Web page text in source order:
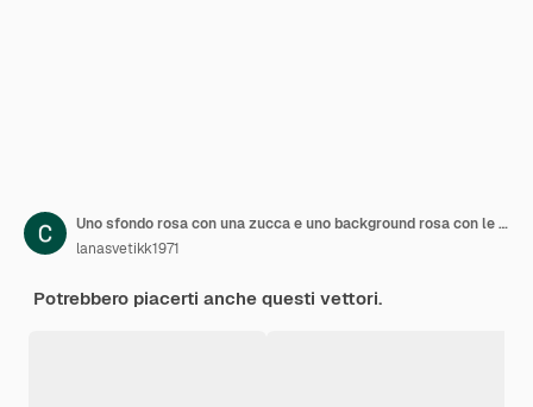
Uno sfondo rosa con una zucca e uno background rosa con le parole gourmet su di esso
lanasvetikk1971
Potrebbero piacerti anche questi vettori.